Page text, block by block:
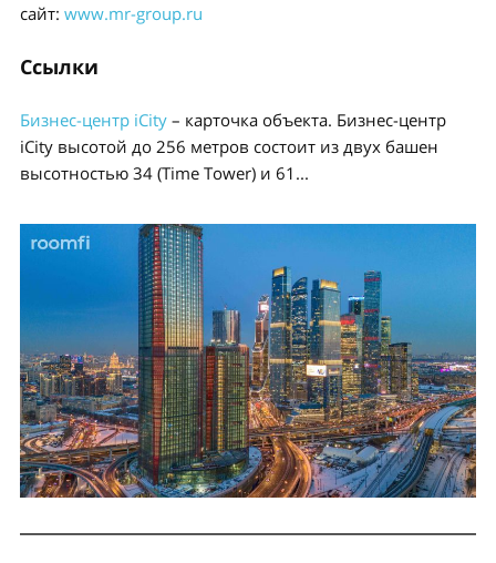
сайт: www.mr-group.ru
Ссылки
Бизнес-центр iCity – карточка объекта. Бизнес-центр
iCity высотой до 256 метров состоит из двух башен
высотностью 34 (Time Tower) и 61...